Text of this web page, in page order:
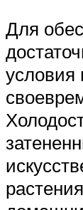
Для
условия